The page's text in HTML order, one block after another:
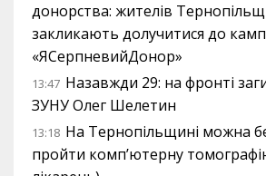
донорства: жителів
закликають долучитися до
«ЯСерпневийДонор»
13:47 Назавжди 29: на фронті
ЗУНУ Олег Шелетин
13:18 На Тернопільщині можна
пройти комп’ютерну